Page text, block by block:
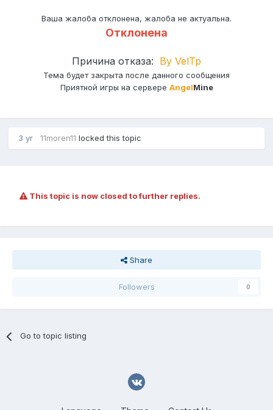
Ваша жалоба отклонена, жалоба не актуальна.
Отклонена
Причина отказа: By VelTp
Тема будет закрыта после данного сообщения
Приятной игры на сервере AngelMine
3 yr 11moren11 locked this topic
This topic is now closed to further replies.
Share
Followers 0
Go to topic listing